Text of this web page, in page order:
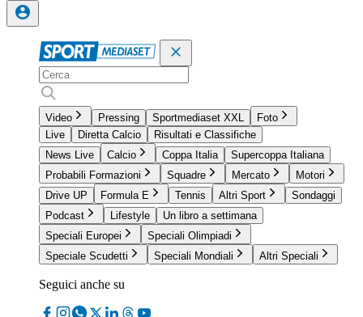
Video Pressing Sportmediaset XXL
Foto
Live
Diretta Calcio
Risultati e Classifiche
News Live
Calcio Coppa Italia
Supercoppa Italiana
Probabili Formazioni
Squadre Mercato
Motori
Drive UP
Formula E Tennis Altri Sport
Sondaggi
Podcast
Lifestyle
Un libro a settimana
Speciali Europei
Speciali Olimpiadi
Speciale Scudetti
Speciali Mondiali Altri Speciali
Seguici anche su